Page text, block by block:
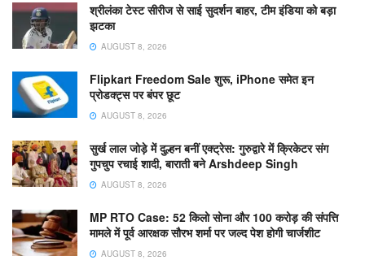
श्रीलंका टेस्ट सीरीज से साई सुदर्शन बाहर, टीम इंडिया को बड़ा
झटका
AUGUST 8, 2026
Flipkart Freedom Sale शुरू, iPhone समेत इन
प्रोडक्ट्स पर बंपर छूट
AUGUST 8, 2026
सुर्ख लाल जोड़े में दुल्हन बनीं एक्ट्रेस: गुरुद्वारे में क्रिकेटर संग
गुपचुप रचाई शादी, बाराती बने Arshdeep Singh
AUGUST 8, 2026
MP RTO Case: 52 किलो सोना और 100 करोड़ की संपत्ति
मामले में पूर्व आरक्षक सौरभ शर्मा पर जल्द पेश होगी चार्जशीट
AUGUST 8, 2026